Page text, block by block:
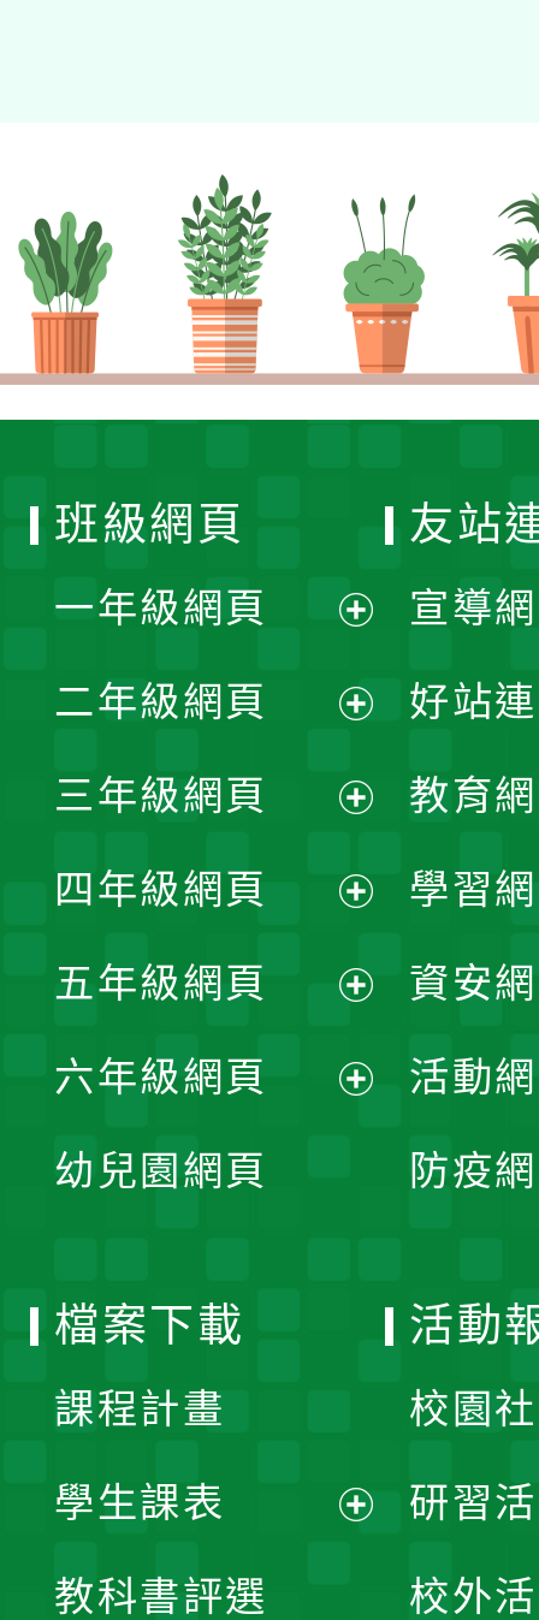
班級網頁
一年級網頁
開
選
單
二年級網頁
開
選
單
三年級網頁
開
選
單
四年級網頁
開
選
五年級網頁
開
六年級網頁
幼兒園網頁
友站
宣導
好站
教育
學習
資安
活動
防疫
檔案下載
課程計畫
學生課表
教科書評選
活動
校園
研習
校外